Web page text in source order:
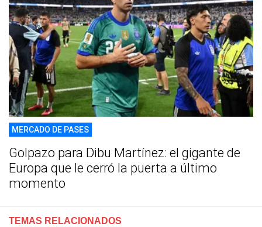
MERCADO DE PASES
Golpazo para Dibu Martínez: el gigante de
Europa que le cerró la puerta a último
momento
TEMAS RELACIONADOS